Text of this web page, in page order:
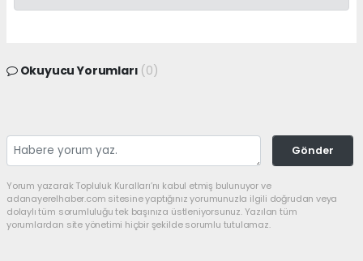
Okuyucu Yorumları (0)
Gönder
Yorum yazarak Topluluk Kuralları’nı kabul etmiş bulunuyor ve
adanayerelhaber.com sitesine yaptığınız yorumunuzla ilgili doğrudan veya
dolaylı tüm sorumluluğu tek başınıza üstleniyorsunuz. Yazılan tüm
yorumlardan site yönetimi hiçbir şekilde sorumlu tutulamaz.